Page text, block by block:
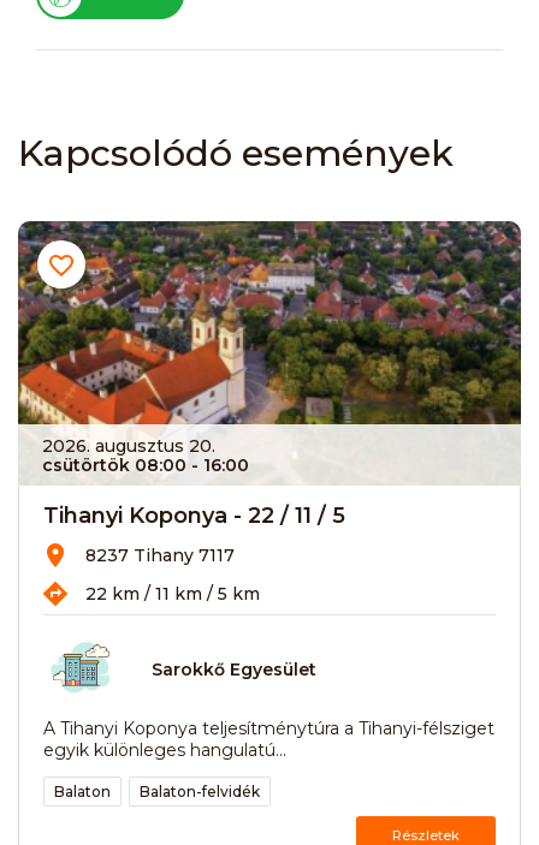
Kapcsolódó események
2026. augusztus 20.
csütörtök 08:00 - 16:00
Tihanyi Koponya - 22 / 11 / 5
8237 Tihany 7117
22 km / 11 km / 5 km
Sarokkő Egyesület
A Tihanyi Koponya teljesítménytúra a Tihanyi-félsziget
egyik különleges hangulatú...
Balaton Balaton-felvidék
Részletek